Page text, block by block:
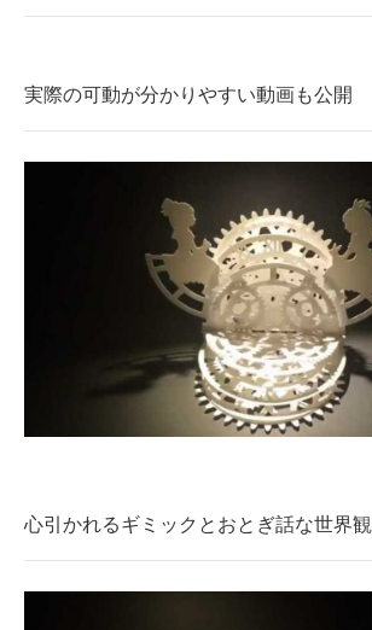
好きが集まる 比べて選べる
企業ITのトレンドを詳説
経営リーダーのコミュニティ
マーケ×ITの今がよく分かる
ITエンジニア向け専門サイト
製造業のIT導入・活用を支援
実際の可動が分かりやすい動画も公開
心引かれるギミックとおとぎ話な世界観